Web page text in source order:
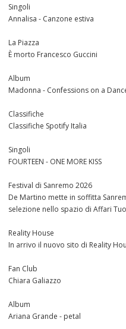
Singoli
Annalisa - Canzone estiva
La Piazza
È morto Francesco Guccini
Album
Madonna - Confessions on a
Classifiche
Classifiche Spotify Italia
Singoli
FOURTEEN - ONE MORE KISS
Festival di Sanremo 2026
De Martino mette in soffitta
selezione nello spazio di Affari
Reality House
In arrivo il nuovo sito di Reality
Fan Club
Chiara Galiazzo
Album
Ariana Grande - petal